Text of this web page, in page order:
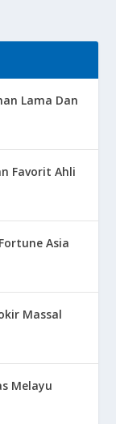
Lama Dan
Favorit Ahli
Asia
Massal
Melayu